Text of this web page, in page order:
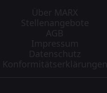
Über MARX
Stellenangebote
AGB
Impressum
Datenschutz
Konformitätserklärungen